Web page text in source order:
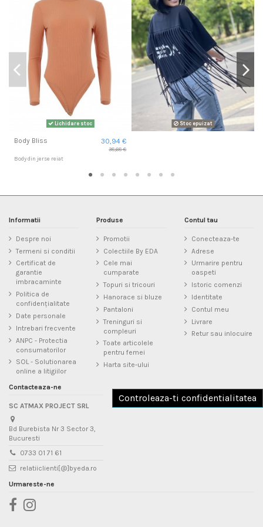
Lichidare stoc
Body Bliss 30,94 €
38,68 €
Body din jerse reiat
Stoc epuizat
Informatii
Despre noi
Termeni si conditii
Certificat de
garantie
imbracaminte
Politica de
confidențialitate
Date personale
Intrebari frecvente
ANPC - Protectia
consumatorilor
SOL - Solutionarea
online a litigiilor
Produse
Promotii
Colectiile By EDA
Cele mai
cumparate
Topuri si tricouri
Hanorace si bluze
Pantaloni
Treninguri si
compleuri
Toate articolele
pentru femei
Harta site-ului
Contul tau
Conecteaza-te
Adrese
Urmarire pentru
oaspeti
Istoric comenzi
Identitate
Contul meu
Livrare
Retur sau inlocuire
Contacteaza-ne
SC ATMAX PROJECT SRL
Bd Burebista Nr 3 Sector 3,
Bucuresti
0733 01 71 61
relatiiclienti[@]byeda.ro
Controleaza-ti confidentialitatea
Urmareste-ne